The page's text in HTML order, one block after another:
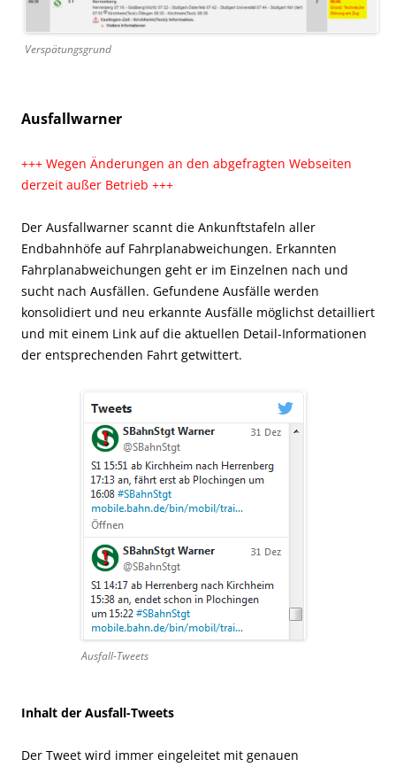
Verspätungsgrund
Ausfallwarner
+++ Wegen Änderungen an den abgefragten Webseiten
derzeit außer Betrieb +++
Der Ausfallwarner scannt die Ankunftstafeln aller
Endbahnhöfe auf Fahrplanabweichungen. Erkannten
Fahrplanabweichungen geht er im Einzelnen nach und
sucht nach Ausfällen. Gefundene Ausfälle werden
konsolidiert und neu erkannte Ausfälle möglichst detailliert
und mit einem Link auf die aktuellen Detail-Informationen
der entsprechenden Fahrt getwittert.
Ausfall-Tweets
Inhalt der Ausfall-Tweets
Der Tweet wird immer eingeleitet mit genauen